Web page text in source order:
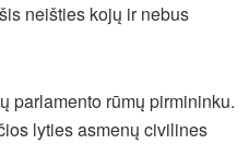
neišties kojų ir nebus
parlamento rūmų pirmininku.
lyties asmenų civilines